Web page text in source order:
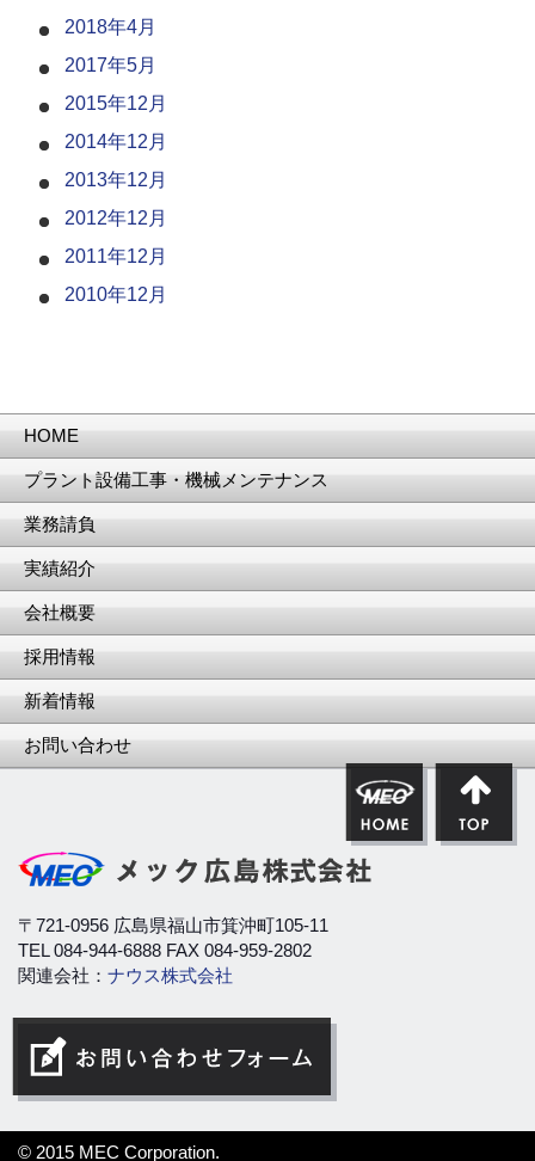
2018年4月
2017年5月
2015年12月
2014年12月
2013年12月
2012年12月
2011年12月
2010年12月
HOME
プラント設備工事・機械メンテナンス
業務請負
実績紹介
会社概要
採用情報
新着情報
お問い合わせ
〒721-0956 広島県福山市箕沖町105-11
TEL 084-944-6888 FAX 084-959-2802
関連会社： ナウス株式会社
© 2015 MEC Corporation.